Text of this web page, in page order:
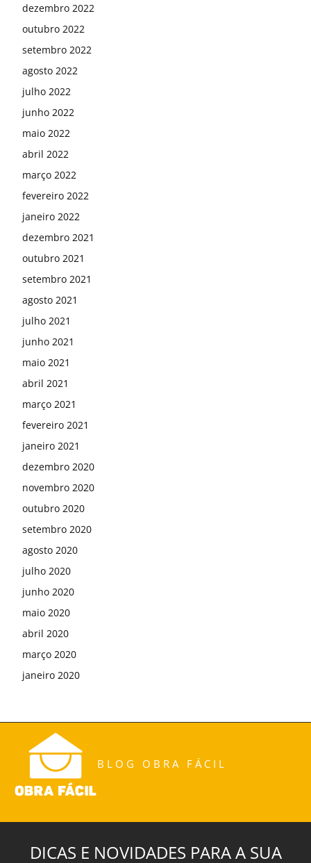
dezembro 2022
outubro 2022
setembro 2022
agosto 2022
julho 2022
junho 2022
maio 2022
abril 2022
março 2022
fevereiro 2022
janeiro 2022
dezembro 2021
outubro 2021
setembro 2021
agosto 2021
julho 2021
junho 2021
maio 2021
abril 2021
março 2021
fevereiro 2021
janeiro 2021
dezembro 2020
novembro 2020
outubro 2020
setembro 2020
agosto 2020
julho 2020
junho 2020
maio 2020
abril 2020
março 2020
janeiro 2020
BLOG OBRA FÁCIL
DICAS E NOVIDADES PARA A SUA